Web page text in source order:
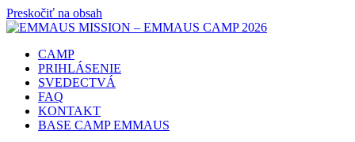
Preskočiť na obsah
CAMP
PRIHLÁSENIE
SVEDECTVÁ
FAQ
KONTAKT
BASE CAMP EMMAUS